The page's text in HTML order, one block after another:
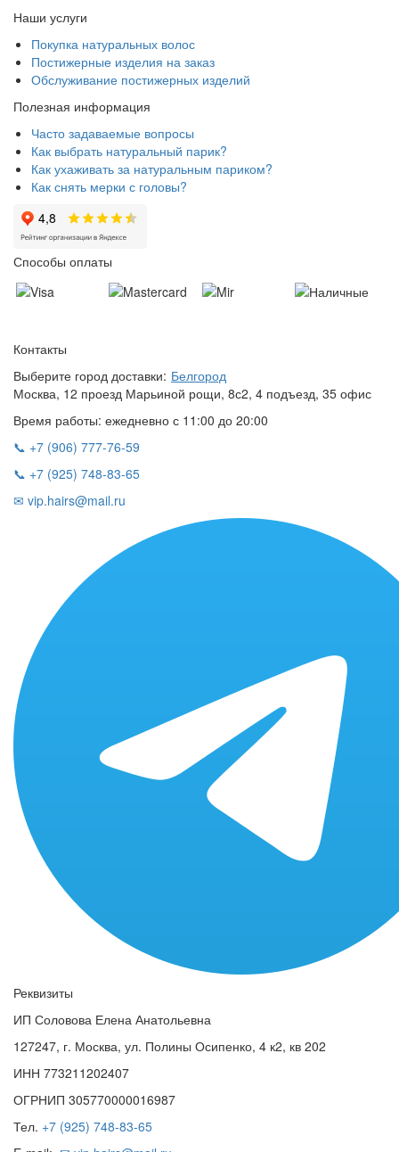
Наши услуги
Покупка натуральных волос
Постижерные изделия на заказ
Обслуживание постижерных изделий
Полезная информация
Часто задаваемые вопросы
Как выбрать натуральный парик?
Как ухаживать за натуральным париком?
Как снять мерки с головы?
Способы оплаты
Контакты
Выберите город доставки: Белгород
Москва, 12 проезд Марьиной рощи, 8с2, 4 подъезд, 35 офис
Время работы: ежедневно с 11:00 до 20:00
📞 +7 (906) 777-76-59
📞 +7 (925) 748-83-65
✉ vip.hairs@mail.ru
Реквизиты
ИП Соловова Елена Анатольевна
127247, г. Москва, ул. Полины Осипенко, 4 к2, кв 202
ИНН 773211202407
ОГРНИП 305770000016987
Тел. +7 (925) 748-83-65